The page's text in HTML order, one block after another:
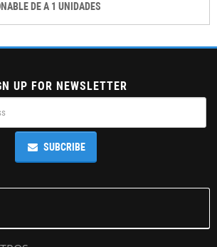
DE A 1 UNIDADES
UP FOR NEWSLETTER
SUBCRIBE